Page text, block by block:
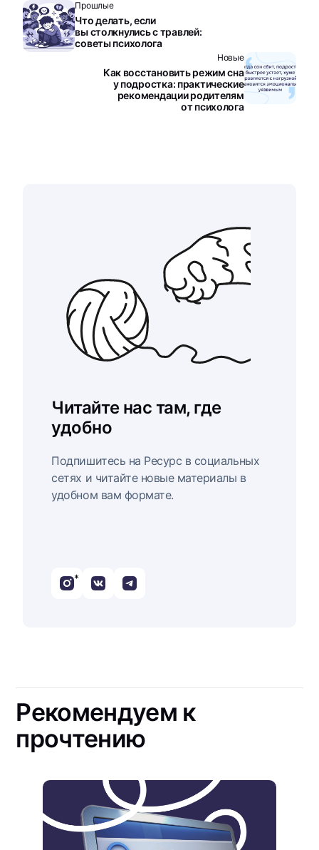
Прошлые
Что делать, если
вы столкнулись с травлей:
советы психолога
Новые
Как восстановить режим сна
у подростка: практические
рекомендации родителям
от психолога
Читайте нас там, где
удобно
Подпишитесь на Ресурс в социальных
сетях и читайте новые материалы в
удобном вам формате.
*
Рекомендуем к
прочтению